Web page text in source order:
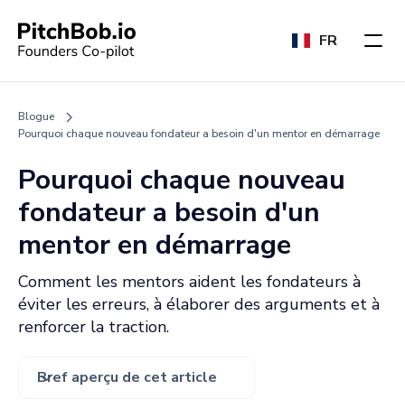
FR
Blogue
Pourquoi chaque nouveau fondateur a besoin d'un mentor en démarrage
Pourquoi chaque nouveau
fondateur a besoin d'un
mentor en démarrage
Comment les mentors aident les fondateurs à
éviter les erreurs, à élaborer des arguments et à
renforcer la traction.
Bref aperçu de cet article